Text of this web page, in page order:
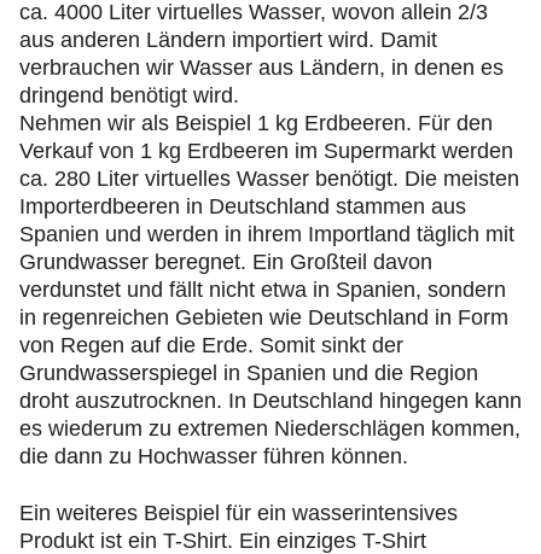
ca. 4000 Liter virtuelles Wasser, wovon allein 2/3
aus anderen Ländern importiert wird. Damit
verbrauchen wir Wasser aus Ländern, in denen es
dringend benötigt wird.
Nehmen wir als Beispiel 1 kg Erdbeeren. Für den
Verkauf von 1 kg Erdbeeren im Supermarkt werden
ca. 280 Liter virtuelles Wasser benötigt. Die meisten
Importerdbeeren in Deutschland stammen aus
Spanien und werden in ihrem Importland täglich mit
Grundwasser beregnet. Ein Großteil davon
verdunstet und fällt nicht etwa in Spanien, sondern
in regenreichen Gebieten wie Deutschland in Form
von Regen auf die Erde. Somit sinkt der
Grundwasserspiegel in Spanien und die Region
droht auszutrocknen. In Deutschland hingegen kann
es wiederum zu extremen Niederschlägen kommen,
die dann zu Hochwasser führen können.
Ein weiteres Beispiel für ein wasserintensives
Produkt ist ein T-Shirt. Ein einziges T-Shirt